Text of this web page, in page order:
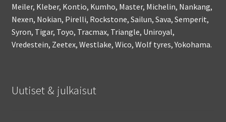
Meiler, Kleber, Kontio, Kumho, Master, Michelin, Nankang,
Nexen, Nokian, Pirelli, Rockstone, Sailun, Sava, Semperit,
Syron, Tigar, Toyo, Tracmax, Triangle, Uniroyal,
Vredestein, Zeetex, Westlake, Wico, Wolf tyres, Yokohama.
Uutiset & julkaisut